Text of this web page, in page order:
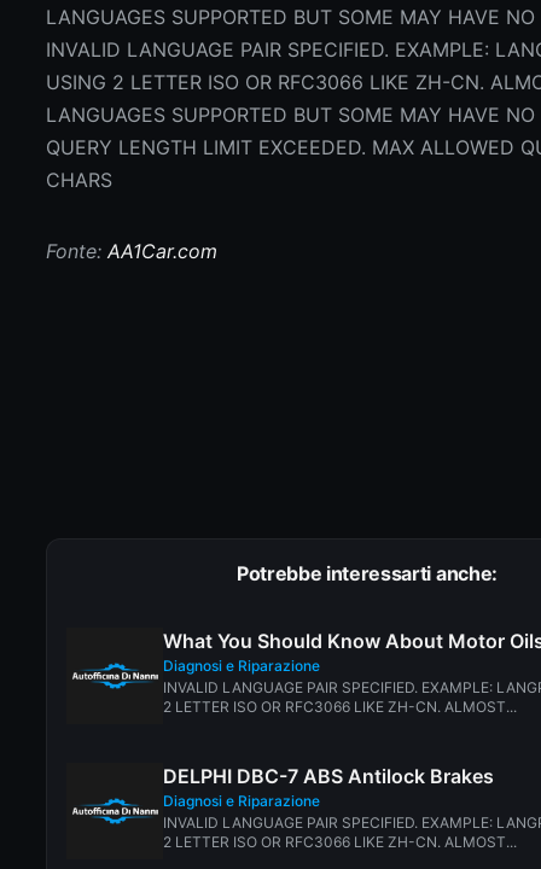
LANGUAGES SUPPORTED BUT SOME MAY HAVE
INVALID LANGUAGE PAIR SPECIFIED. EXAMPLE:
USING 2 LETTER ISO OR RFC3066 LIKE ZH-CN.
LANGUAGES SUPPORTED BUT SOME MAY HAVE
QUERY LENGTH LIMIT EXCEEDED. MAX ALLOWED
CHARS
Fonte:AA1Car.com
Potrebbe interessarti anche:
What You Should Know About Motor
Diagnosi e Riparazione
INVALID LANGUAGE PAIR SPECIFIED. EXAMPLE:
2 LETTER ISO OR RFC3066 LIKE ZH-CN. ALMOST...
DELPHI DBC-7 ABS Antilock Brakes
Diagnosi e Riparazione
INVALID LANGUAGE PAIR SPECIFIED. EXAMPLE:
2 LETTER ISO OR RFC3066 LIKE ZH-CN. ALMOST...